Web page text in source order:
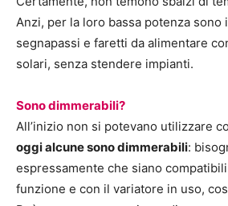
Anzi, per la loro bassa potenza sono
segnapassi e faretti da alimentare
solari, senza stendere impianti.
Sono dimmerabili?
All’inizio non si potevano utilizzare
oggi alcune sono dimmerabili:
espressamente che siano
funzione e con il variatore in uso,